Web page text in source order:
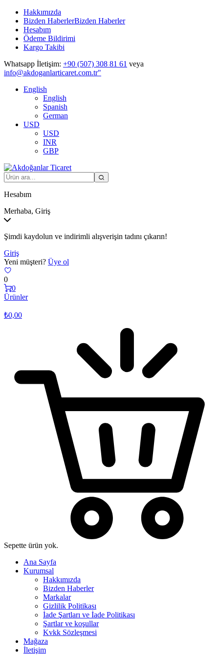
Hakkımızda
Bizden HaberlerBizden Haberler
Hesabım
Ödeme Bildirimi
Kargo Takibi
Whatsapp İletişim: +90 (507) 308 81 61 veya
info@akdoganlarticaret.com.tr"
English
English
Spanish
German
USD
USD
INR
GBP
Hesabım
Merhaba, Giriş
Şimdi kaydolun ve indirimli alışverişin tadını çıkarın!
Giriş
Yeni müşteri? Üye ol
0
0
Ürünler
₺0,00
Sepette ürün yok.
Ana Sayfa
Kurumsal
Hakkımızda
Bizden Haberler
Markalar
Gizlilik Politikası
İade Şartları ve İade Politikası
Şartlar ve koşullar
Kvkk Sözleşmesi
Mağaza
İletişim